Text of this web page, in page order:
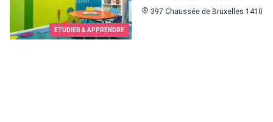
ETUDIER & APPRENDRE
397 Chaussée de Bruxelles 1410